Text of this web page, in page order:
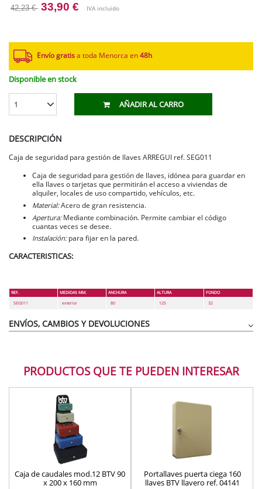
42,23 € 33,90 € IVA incluido
Envío gratis a toda Menorca en 48h
Disponible en stock
1 AÑADIR AL CARRO
DESCRIPCIÓN
Caja de seguridad para gestión de llaves ARREGUI ref. SEG011
Caja de seguridad para gestión de llaves, idónea para guardar en
ella llaves o tarjetas que permitirán el acceso a viviendas de
alquiler, locales de uso compartido, vehículos, etc.
Material:Acero de gran resistencia.
Apertura:Mediante combinación. Permite cambiar el código
cuantas veces se desee.
Instalación:para fijar en la pared.
CARACTERISTICAS:
REF. MEDIDAS MM. ANCHURA ALTURA
FONDO
SEG011
exterior 80 125 32
ENVÍOS, CAMBIOS Y DEVOLUCIONES
PRODUCTOS QUE TE PUEDEN INTERESAR
Caja de caudales mod.12 BTV 90
x 200 x 160 mm
Portallaves puerta ciega 160
llaves BTV llavero ref. 04141